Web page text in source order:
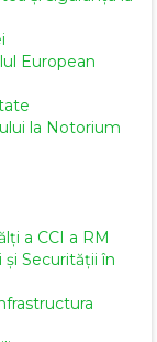
European
la Notorium
a CCI a RM
și Securității în